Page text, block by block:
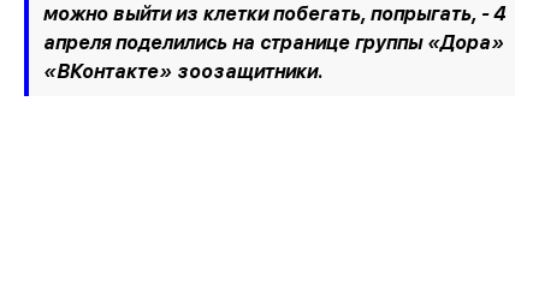
можно выйти из клетки побегать, попрыгать, - 4
апреля поделились на странице группы «Дора»
«ВКонтакте» зоозащитники.